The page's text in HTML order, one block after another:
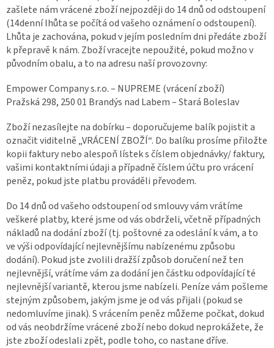
zašlete nám vrácené zboží nejpozději do 14 dnů od odstoupení
(14denní lhůta se počítá od vašeho oznámení o odstoupení).
Lhůta je zachována, pokud v jejím posledním dni předáte zboží
k přepravě k nám. Zboží vracejte nepoužité, pokud možno v
původním obalu, a to na adresu naší provozovny:
Empower Company s.r.o. – NUPREME (vrácení zboží)
Pražská 298, 250 01 Brandýs nad Labem – Stará Boleslav
Zboží nezasílejte na dobírku – doporučujeme balík pojistit a
označit viditelně „VRÁCENÍ ZBOŽÍ“. Do balíku prosíme přiložte
kopii faktury nebo alespoň lístek s číslem objednávky/ faktury,
vašimi kontaktními údaji a případně číslem účtu pro vrácení
peněz, pokud jste platbu prováděli převodem.
Do 14 dnů od vašeho odstoupení od smlouvy vám vrátíme
veškeré platby, které jsme od vás obdrželi, včetně případných
nákladů na dodání zboží (tj. poštovné za odeslání k vám, a to
ve výši odpovídající nejlevnějšímu nabízenému způsobu
dodání). Pokud jste zvolili dražší způsob doručení než ten
nejlevnější, vrátíme vám za dodání jen částku odpovídající té
nejlevnější variantě, kterou jsme nabízeli. Peníze vám pošleme
stejným způsobem, jakým jsme je od vás přijali (pokud se
nedomluvíme jinak). S vrácením peněz můžeme počkat, dokud
od vás neobdržíme vrácené zboží nebo dokud neprokážete, že
jste zboží odeslali zpět, podle toho, co nastane dříve.